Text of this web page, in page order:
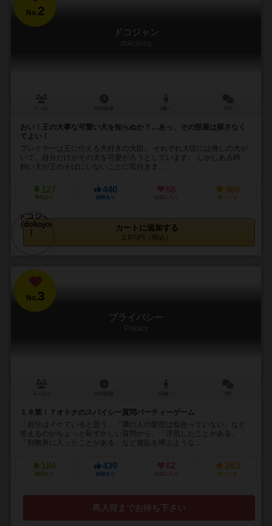
No.2
ドコジャン
dokojong
おい！王の大事な可愛い犬を知らぬか？…あっ、その部屋は探さなく
てよい！
プレイヤーは王に仕える犬好きの大臣。 それぞれ大臣には推しの犬が
いて、自分だけがその犬を可愛がろうとしています。 しかしある時、
飼い犬が王のそばにいないことに気付きま...
127
興味あり
440
経験あり
58
お気に入り
480
持ってる
カートに追加する
2,970円（税込）
No.3
プライバシー
Privacy
１８禁！？オトナのスパイシー質問パーティーゲーム
「自分はイケていると思う」「隣の人の髪型は似合っていない」など
答えるのがちょっと恥ずかしい質問から、「浮気したことがある」
「刑務所に入ったことがある」など波乱を呼ぶような...
184
興味あり
439
経験あり
62
お気に入り
263
持ってる
再入荷までお待ち下さい